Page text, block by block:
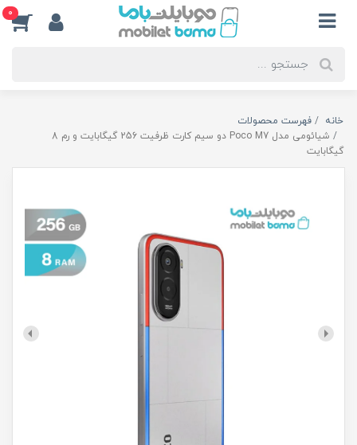
0
خانه
فهرست محصولات
شیائومی مدل Poco M7 دو سیم کارت ظرفیت 256 گیگابایت و رم 8
گیگابایت